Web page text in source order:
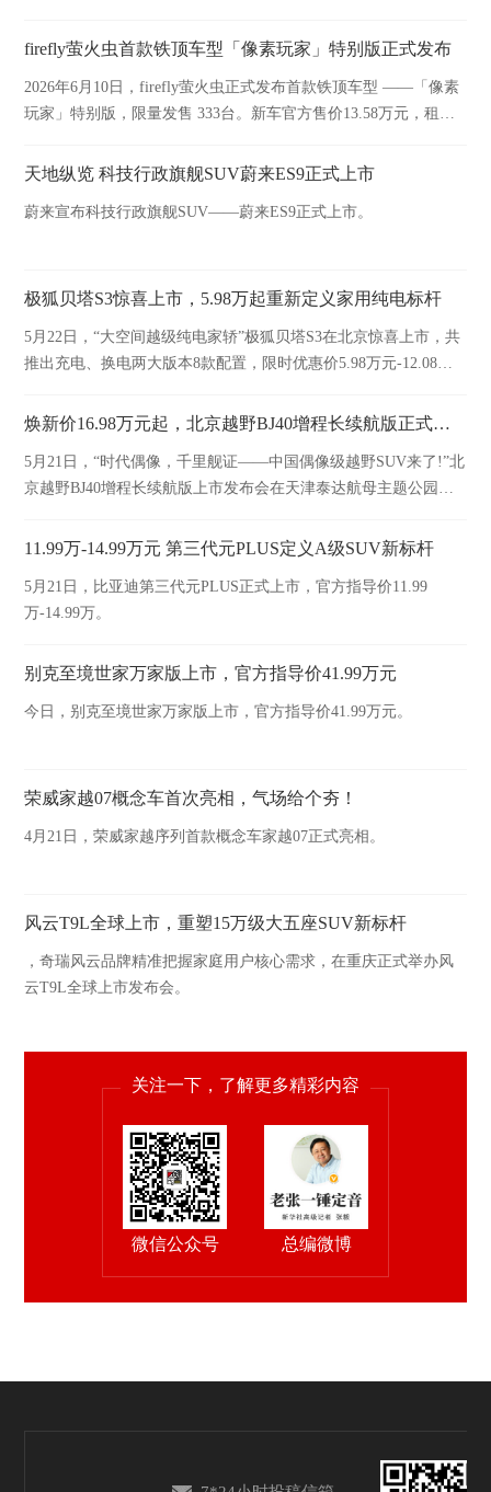
firefly萤火虫首款铁顶车型「像素玩家」特别版正式发布
2026年6月10日，firefly萤火虫正式发布首款铁顶车型 ——「像素
玩家」特别版，限量发售 333台。新车官方售价13.58万元，租电
天地纵览 科技行政旗舰SUV蔚来ES9正式上市
蔚来宣布科技行政旗舰SUV——蔚来ES9正式上市。
极狐贝塔S3惊喜上市，5.98万起重新定义家用纯电标杆
5月22日，“大空间越级纯电家轿”极狐贝塔S3在北京惊喜上市，共
推出充电、换电两大版本8款配置，限时优惠价5.98万元-12.08万
焕新价16.98万元起，北京越野BJ40增程长续航版正式上市
5月21日，“时代偶像，千里舰证——中国偶像级越野SUV来了!”北
京越野BJ40增程长续航版上市发布会在天津泰达航母主题公园举
11.99万-14.99万元 第三代元PLUS定义A级SUV新标杆
5月21日，比亚迪第三代元PLUS正式上市，官方指导价11.99
万-14.99万。
别克至境世家万家版上市，官方指导价41.99万元
今日，别克至境世家万家版上市，官方指导价41.99万元。
荣威家越07概念车首次亮相，气场给个夯！
4月21日，荣威家越序列首款概念车家越07正式亮相。
风云T9L全球上市，重塑15万级大五座SUV新标杆
，奇瑞风云品牌精准把握家庭用户核心需求，在重庆正式举办风
云T9L全球上市发布会。
关注一下，了解更多精彩内容
微信公众号 总编微博